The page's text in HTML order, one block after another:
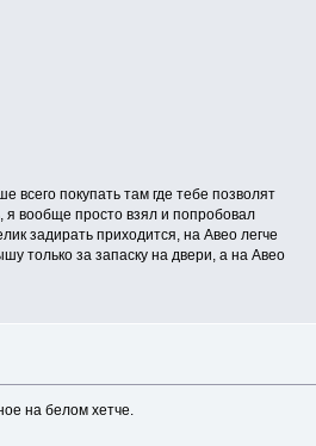
всего покупать там где тебе позволят
я вообще просто взял и попробовал
задирать приходится, на Авео легче
только за запаску на двери, а на Авео
на белом хетче.